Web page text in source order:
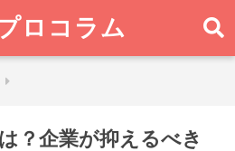
ロコラム
？企業が抑えるべき